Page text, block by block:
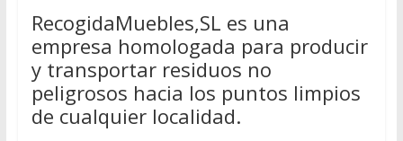
RecogidaMuebles,SL es una
empresa homologada para producir
y transportar residuos no
peligrosos hacia los puntos limpios
de cualquier localidad.